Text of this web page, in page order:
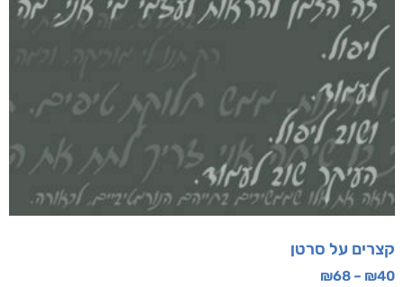
קצרים על סרטן
₪40
–
₪68